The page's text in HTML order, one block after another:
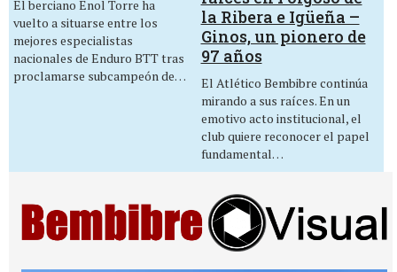
El berciano Enol Torre ha
vuelto a situarse entre los
mejores especialistas
nacionales de Enduro BTT tras
proclamarse subcampeón de…
la Ribera e Igüeña –
Ginos, un pionero de
97 años
El Atlético Bembibre continúa
mirando a sus raíces. En un
emotivo acto institucional, el
club quiere reconocer el papel
fundamental…